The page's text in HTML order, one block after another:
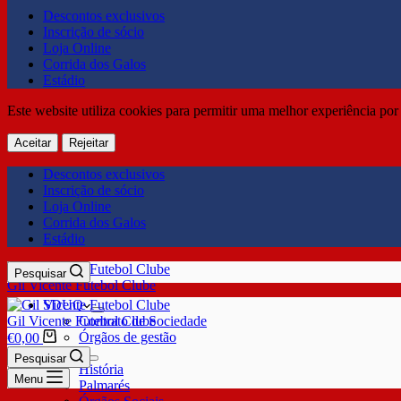
Descontos exclusivos
Inscrição de sócio
Loja Online
Corrida dos Galos
Estádio
Este website utiliza cookies para permitir uma melhor experiência
Aceitar Rejeitar
Descontos exclusivos
Inscrição de sócio
Loja Online
Corrida dos Galos
Estádio
Gil Vicente Futebol Clube
Pesquisar
SDUQ
Contrato de Sociedade
Órgãos de gestão
Clube
História
Palmarés
Gil Vicente Futebol Clube
€0,00
Pesquisar
Menu